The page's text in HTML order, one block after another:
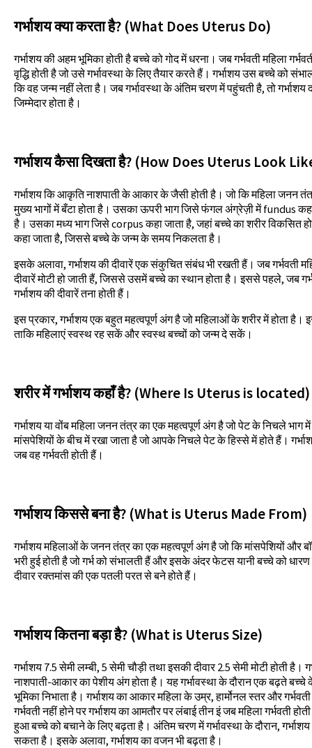
गर्भाशय क्या करता है? (What Does Uterus Do)
गर्भाशय की अहम भूमिका होती है बच्चे को गोद में धरना। जब गर्भवती महिला
वृद्धि होती है जो उसे गर्भावस्था के लिए तैयार करते हैं। गर्भाशय उस बच्चे को
कि वह जन्म नहीं लेता है। जब गर्भावस्था के अंतिम चरण में पहुंचती है, तो
जिम्मेदार होता है।
गर्भाशय कैसा दिखता है? (How Does Uterus Look
गर्भाशय कि आकृति नाशपाती के आकार के जैसी होती है। जो कि महिला जनन
मुख्य भागों में बँटा होता है। उसका ऊपरी भाग जिसे फंगल अंग्रेज़ी में fundus
है। उसका मध्य भाग जिसे corpus कहा जाता है, जहां बच्चे का शरीर विकसित
कहा जाता है, जिससे बच्चे के जन्म के समय निकलता है।
इसके अलावा, गर्भाशय की दीवारें एक संकुचित संबंध भी रखती हैं। जब गर्भवती
दीवारें मोटी हो जाती हैं, जिससे उसमें बच्चे का स्थान होता है। इससे पहले, जब
गर्भाशय की दीवारें तना होती हैं।
इस प्रकार, गर्भाशय एक बहुत महत्वपूर्ण अंग है जो महिलाओं के शरीर में होता
ताकि महिलाएं स्वस्थ रह सकें और स्वस्थ बच्चों को जन्म दे सकें।
शरीर में गर्भाशय कहाँ है? (Where Is Uterus is located)
गर्भाशय या वोंब महिला जनन तंत्र का एक महत्वपूर्ण अंग है जो पेट के निचले भाग
मांसपेशियों के बीच में रखा जाता है जो आपके निचले पेट के हिस्से में होते हैं।
जब वह गर्भवती होती हैं।
गर्भाशय किससे बना है? (What is Uterus Made From)
गर्भाशय महिलाओं के जनन तंत्र का एक महत्वपूर्ण अंग है जो कि मांसपेशियों और
भरी हुई होती है जो गर्भ को संभालती हैं और इसके अंदर फेटस यानी बच्चे को
दीवार रक्तमांस की एक पतली परत से बने होते हैं।
गर्भाशय कितना बड़ा है? (What is Uterus Size)
गर्भाशय 7.5 सेमी लम्बी, 5 सेमी चौड़ी तथा इसकी दीवार 2.5 सेमी मोटी होती
नाशपाती-आकार का पेशीय अंग होता है। यह गर्भावस्था के दौरान एक बढ़ते
भूमिका निभाता है। गर्भाशय का आकार महिला के उम्र, हार्मोनल स्तर और
गर्भवती नहीं होने पर गर्भाशय का आमतौर पर लंबाई तीन इं जब महिला गर्भवती
हुआ बच्चे को बचाने के लिए बढ़ता है। अंतिम चरण में गर्भावस्था के दौरान,
सकता है। इसके अलावा, गर्भाशय का वजन भी बढ़ता है।